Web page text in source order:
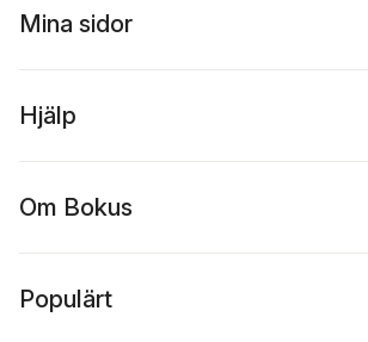
Mina sidor
Hjälp
Om Bokus
Populärt